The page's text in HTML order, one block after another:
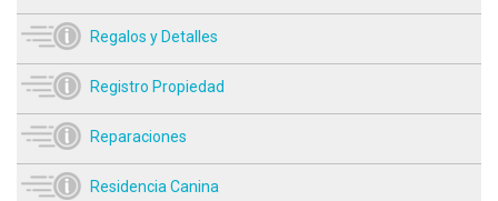
Regalos y Detalles
Registro Propiedad
Reparaciones
Residencia Canina